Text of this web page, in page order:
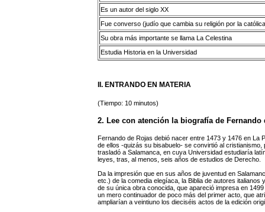
Es un autor del siglo XX
Fue converso (judío que cambia su religión por la
Su obra más importante se llama La Celestina
Estudia Historia en la Universidad
II. ENTRANDO EN MATERIA
(Tiempo: 10 minutos)
2. Lee con atención la biografía de Fernando
Fernando de Rojas debió nacer entre 1473 y 1476 en La
de ellos -quizás su bisabuelo- se convirtió al
trasladó a Salamanca, en cuya Universidad estudiaría
leyes, tras, al menos, seis años de estudios de Derecho.
Da la impresión que en sus años de juventud en
etc.) de la comedia elegíaca, la Biblia de autores
de su única obra conocida, que apareció impresa en
un mero continuador de poco más del primer acto, que
ampliarían a veintiuno los dieciséis actos de la edición